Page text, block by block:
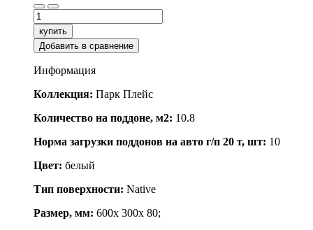
купить
Добавить в сравнение
Информация
Коллекция: Парк Плейс
Количество на поддоне, м2: 10.8
Норма загрузки поддонов на авто г/п 20 т, шт: 10
Цвет: белый
Тип поверхности: Native
Размер, мм: 600x 300x 80;